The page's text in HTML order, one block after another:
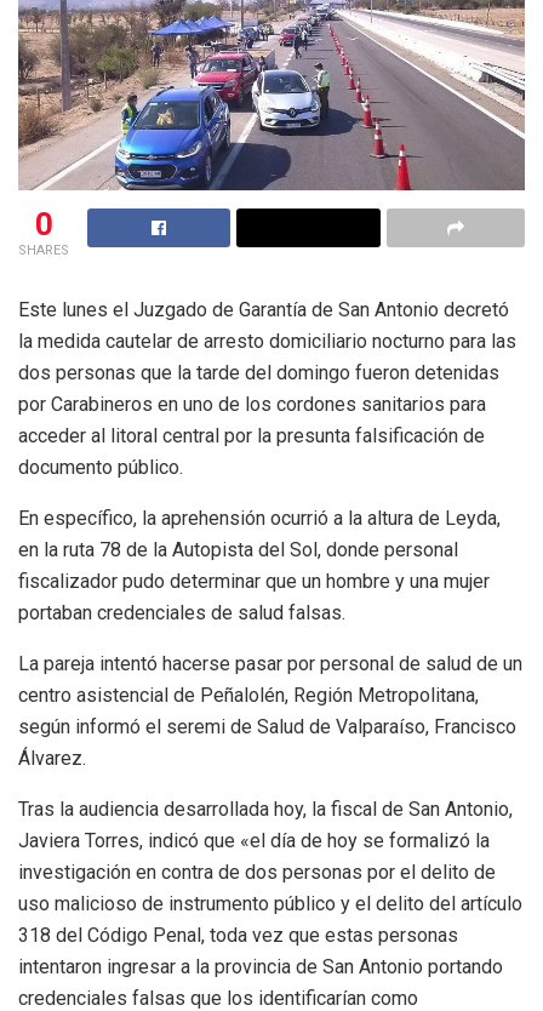
0
SHARES
Este lunes el Juzgado de Garantía de San Antonio decretó
la medida cautelar de arresto domiciliario nocturno para las
dos personas que la tarde del domingo fueron detenidas
por Carabineros en uno de los cordones sanitarios para
acceder al litoral central por la presunta falsificación de
documento público.
En específico, la aprehensión ocurrió a la altura de Leyda,
en la ruta 78 de la Autopista del Sol, donde personal
fiscalizador pudo determinar que un hombre y una mujer
portaban credenciales de salud falsas.
La pareja intentó hacerse pasar por personal de salud de un
centro asistencial de Peñalolén, Región Metropolitana,
según informó el seremi de Salud de Valparaíso, Francisco
Álvarez.
Tras la audiencia desarrollada hoy, la fiscal de San Antonio,
Javiera Torres, indicó que «el día de hoy se formalizó la
investigación en contra de dos personas por el delito de
uso malicioso de instrumento público y el delito del artículo
318 del Código Penal, toda vez que estas personas
intentaron ingresar a la provincia de San Antonio portando
credenciales falsas que los identificarían como